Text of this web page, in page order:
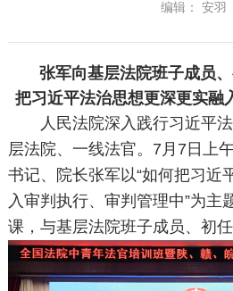
编辑： 安羽
张军向基层法院班子成员
把习近平法治思想更深更实融
人民法院深入践行习近平法
层法院、一线法官。7月7日上
书记、院长张军以“如何把习近
入审判执行、审判管理中”为主
课，与基层法院班子成员、初